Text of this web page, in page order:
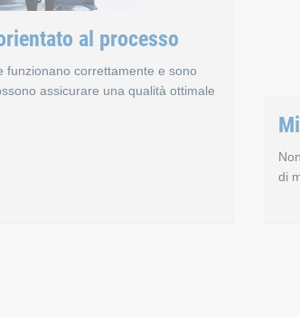
al processo
funzionano correttamente e sono
assicurare una qualità ottimale
di